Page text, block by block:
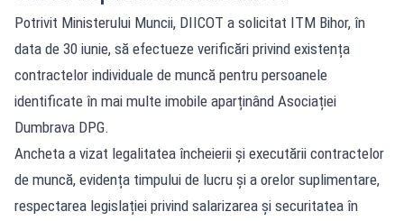
Potrivit Ministerului Muncii, DIICOT a solicitat ITM Bihor, în
data de 30 iunie, să efectueze verificări privind existența
contractelor individuale de muncă pentru persoanele
identificate în mai multe imobile aparținând Asociației
Dumbrava DPG.
Ancheta a vizat legalitatea încheierii și executării contractelor
de muncă, evidența timpului de lucru și a orelor suplimentare,
respectarea legislației privind salarizarea și securitatea în